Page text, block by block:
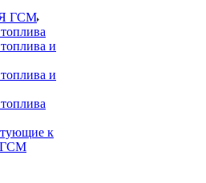
ГСМ
и
и
к
ГСМ